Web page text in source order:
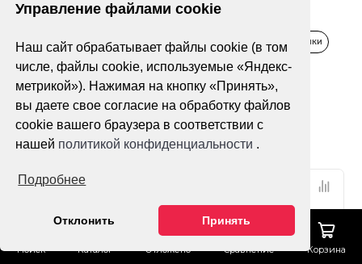
Управление файлами cookie
Наш сайт обрабатывает файлы cookie (в том
числе, файлы cookie, используемые «Яндекс-
метрикой»). Нажимая на кнопку «Принять»,
вы даете свое согласие на обработку файлов
cookie вашего браузера в соответствии с
нашей политикой конфиденциальности .
Подробнее
Отклонить Принять
Поиск Каталог Отложено Сравнение Корзина
Распродажа Водная техника Зимняя техника
Квадроциклы Мопеды, скутеры Мотоциклы Питбайки
Только в наличии
Фильтр По популярности